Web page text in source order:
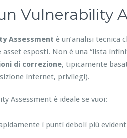
un Vulnerability
Assessment è un’analisi tecnica
asset esposti. Non è una “lista
di correzione, tipicamente
internet, privilegi).
Assessment è ideale se vuoi:
i punti deboli più